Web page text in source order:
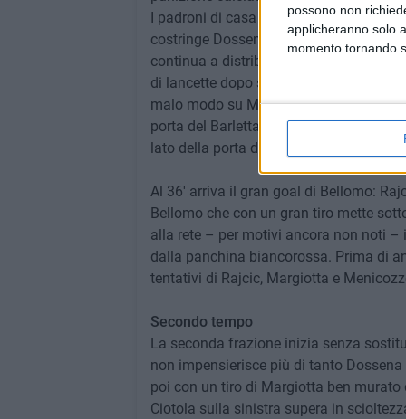
possono non
applicheranno solo
momento tornando
I padroni di casa si rifanno avanti al
costringe Dossena a distendersi e a
continua a distribuire ammonizioni:
di lancette dopo sarà Guerri a mettere
malo modo su Margiotta cercando di
porta del Barletta, con un'iniziativa di
lato della porta difesa da Dossena.
Al 36' arriva il gran goal di Bellomo:
Bellomo che con un gran tiro mette
alla rete – per motivi ancora non noti
dalla panchina biancorossa. Prima di
tentativi di Rajcic, Margiotta e
Secondo tempo
La seconda frazione inizia senza
non impensierisce più di tanto
poi con un tiro di Margiotta ben
Ciotola sulla sinistra supera in